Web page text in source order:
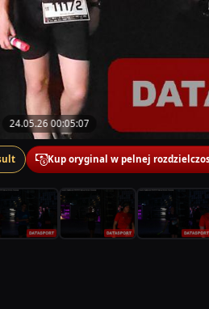
24.05.26 00:05:07
Kup oryginal w pelnej